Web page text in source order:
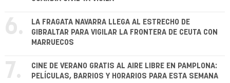
6.
LA FRAGATA NAVARRA LLEGA AL ESTRECHO DE
GIBRALTAR PARA VIGILAR LA FRONTERA DE CEUTA CON
MARRUECOS
7.
CINE DE VERANO GRATIS AL AIRE LIBRE EN PAMPLONA:
PELÍCULAS, BARRIOS Y HORARIOS PARA ESTA SEMANA